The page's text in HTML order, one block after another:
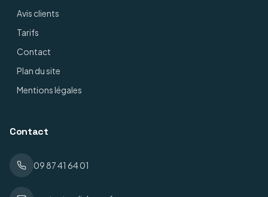
Avis clients
Tarifs
Contact
Plan du site
Mentions légales
Contact
09 87 41 64 01